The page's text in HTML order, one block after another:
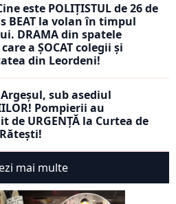
este POLIȚISTUL de 26 de
BEAT la volan în timpul
DRAMA din spatele
a ȘOCAT colegii și
din Leordeni!
Argeșul, sub asediul
Pompierii au
de URGENȚĂ la Curtea de
mai multe